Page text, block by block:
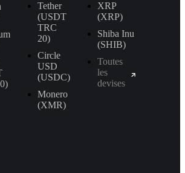
Tether
(USDT
TRС
20)
Circle
USD
(USDC)
Monero
(XMR)
XRP
(XRP)
Shiba Inu
(SHIB)
Toutes
les
devises